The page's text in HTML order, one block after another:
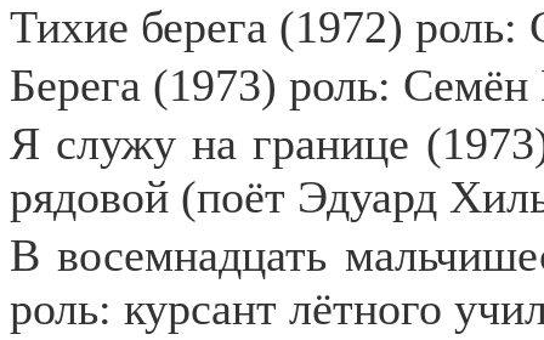
Тихие берега (1972) роль:
Берега (1973) роль: Семён
Я служу на границе
рядовой (поёт Эдуард
В восемнадцать
роль: курсант лётного